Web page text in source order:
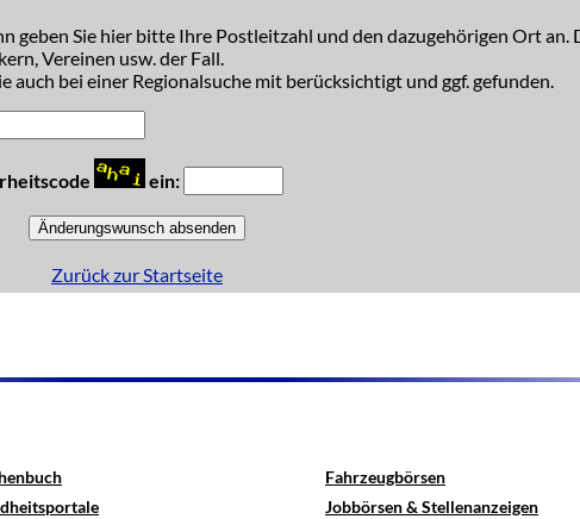
geben Sie hier bitte Ihre Postleitzahl und den dazugehörigen Ort an.
Vereinen usw. der Fall.
auch bei einer Regionalsuche mit berücksichtigt und ggf. gefunden.
ein:
Zurück zur Startseite
Fahrzeugbörsen
Jobbörsen & Stellenanzeigen